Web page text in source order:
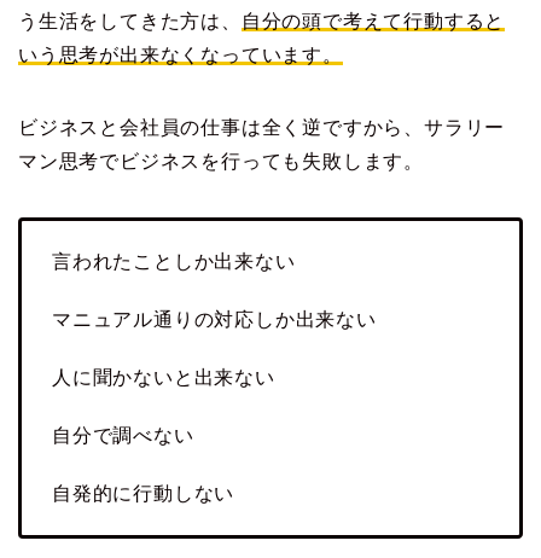
う生活をしてきた方は、
自分の頭で考えて行動すると
いう思考が出来なくなっています。
ビジネスと会社員の仕事は全く逆ですから、サラリー
マン思考でビジネスを行っても失敗します。
言われたことしか出来ない
マニュアル通りの対応しか出来ない
人に聞かないと出来ない
自分で調べない
自発的に行動しない